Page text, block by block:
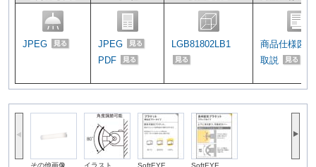
JPEG
JPEG
PDF
LGB81802LB1
商品仕様図
取説
その他画像 イラスト SoftEYE SoftEYE